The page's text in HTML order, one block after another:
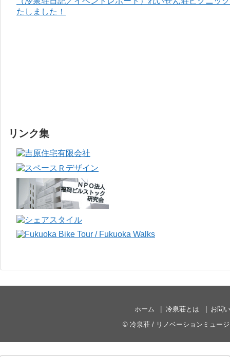
たしました！
リンク集
ホーム 冷泉荘とは
お問
© 冷泉荘 / リノベーションミュー